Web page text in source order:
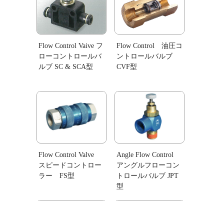
Flow Control Vaive フ
ローコントロールバ
ルブ SC & SCA型
Flow Control 油圧コ
ントロールバルブ
CVF型
Flow Control Valve
スピードコントロー
ラー FS型
Angle Flow Control
アングルフローコン
トロールバルブ JPT
型